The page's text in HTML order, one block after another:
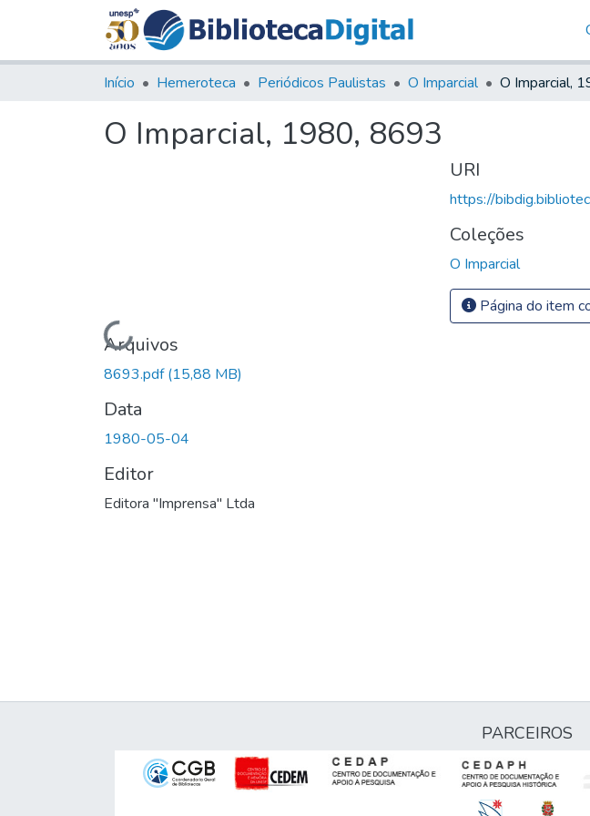
Início Hemeroteca Periódicos Paulistas O Imparcial O Imparcial,
O Imparcial, 1980, 8693
Carregando...
Arquivos
8693.pdf(15,88 MB)
Data
1980-05-04
Editor
Editora "Imprensa" Ltda
URI
https://
Coleções
O Imparcial
Página do item
PARCEIROS